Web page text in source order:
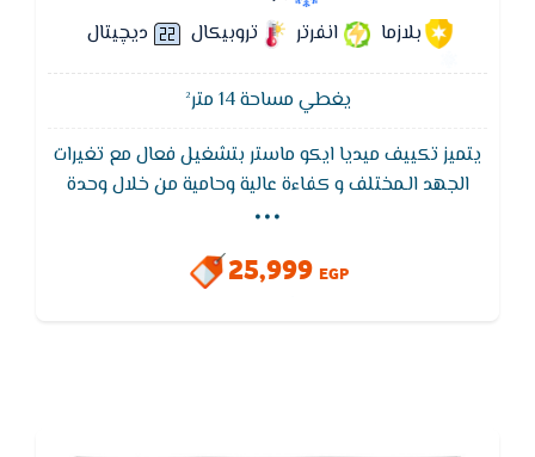
بلازما
انفرتر تروبيكال ديچيتال
يغطي مساحة 14 متر²
يتميز تكييف ميديا ايكو ماستر بتشغيل فعال مع تغيرات
الجهد الـمختلف و كفاءة عالية وحامية من خلال وحدة
التحكم الكهربائية الرئيسية الذكية التي تعمل على
تحسين الأداء بفضل قدرتها على تحمل تغيرات الجهد من
١٦٥ فولت إلى ٢٦٥ فولت.
...
25,999 EGP